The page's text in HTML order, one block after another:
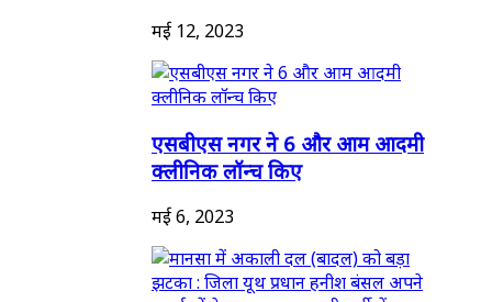
मई 12, 2023
एसबीएस नगर ने 6 और आम आदमी
क्लीनिक लॉन्च किए
मई 6, 2023